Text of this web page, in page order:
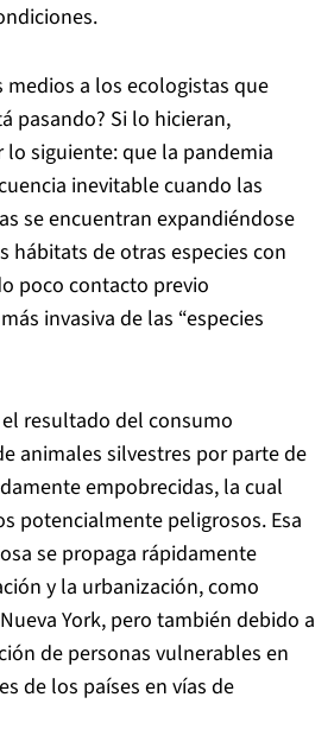
medios a los ecologistas que
pasando? Si lo hicieran,
siguiente: que la pandemia
inevitable cuando las
se encuentran expandiéndose
hábitats de otras especies con
poco contacto previo
invasiva de las “especies
resultado del consumo
animales silvestres por parte de
empobrecidas, la cual
potencialmente peligrosos. Esa
se propaga rápidamente
y la urbanización, como
York, pero también debido a
de personas vulnerables en
de los países en vías de